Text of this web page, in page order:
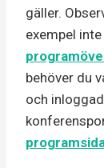
gäller.
exempel
behöver du
och